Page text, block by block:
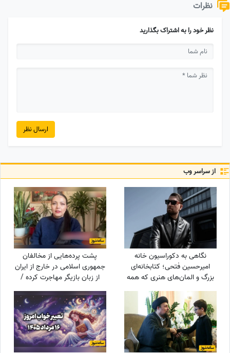
نظرات
نظر خود را به اشتراک بگذارید
ارسال نظر
از سراسر وب
نگاهی به دکوراسیون خانه
امیرحسین فتحی؛ کتابخانه‌ای
بزرگ و المان‌های هنری که همه
بهش میگن آقازاده سینمای ایران
پشت پرده‌هایی از مخالفان
جمهوری اسلامی در خارج از ایران
از زبان بازیگر مهاجرت کرده /
خود را هم می‌دهند